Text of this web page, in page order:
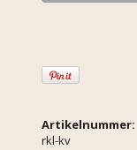
Artikelnummer:
rkl-kv